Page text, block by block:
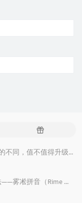
随
文
章
Ubuntu24.04 VS Ubuntu22.04 LTS版的不同，值不值得升级？
Ubuntu24.04系统中文输入升级玩法——雾凇拼音（Rime 配置）